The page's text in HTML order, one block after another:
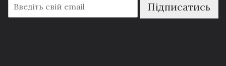
m
a
Підписатись